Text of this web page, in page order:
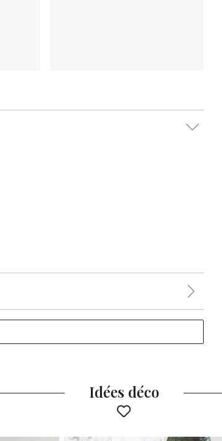
Idées déco